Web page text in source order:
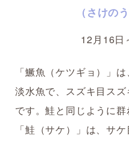
（さけの
12月16日
「鱖魚（ケツギョ）」
淡水魚で、スズキ目ス
です。鮭と同じように群
「鮭（サケ）」は、サ